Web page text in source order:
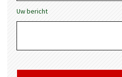
Uw bericht